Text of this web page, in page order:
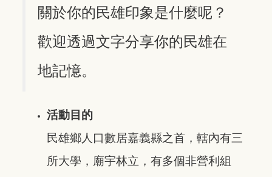
關於你的民雄印象是什麼呢？
歡迎透過文字分享你的民雄在
地記憶。
活動目的
民雄鄉人口數居嘉義縣之首，轄內有三
所大學，廟宇林立，有多個非營利組